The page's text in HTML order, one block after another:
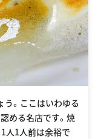
。ここはいわゆる
める名店です。焼
人1人前は余裕で